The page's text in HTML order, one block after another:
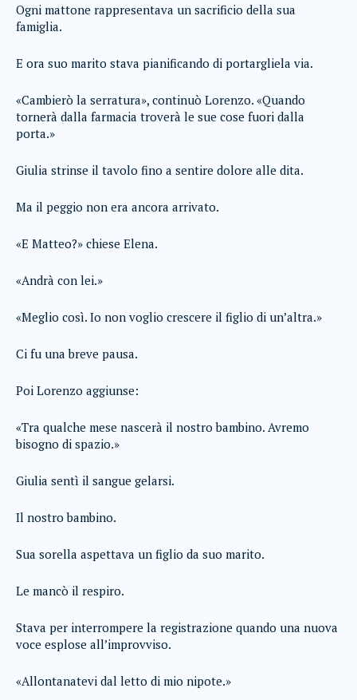
Ogni mattone rappresentava un sacrificio della sua
famiglia.
E ora suo marito stava pianificando di portargliela via.
«Cambierò la serratura», continuò Lorenzo. «Quando
tornerà dalla farmacia troverà le sue cose fuori dalla
porta.»
Giulia strinse il tavolo fino a sentire dolore alle dita.
Ma il peggio non era ancora arrivato.
«E Matteo?» chiese Elena.
«Andrà con lei.»
«Meglio così. Io non voglio crescere il figlio di un’altra.»
Ci fu una breve pausa.
Poi Lorenzo aggiunse:
«Tra qualche mese nascerà il nostro bambino. Avremo
bisogno di spazio.»
Giulia sentì il sangue gelarsi.
Il nostro bambino.
Sua sorella aspettava un figlio da suo marito.
Le mancò il respiro.
Stava per interrompere la registrazione quando una nuova
voce esplose all’improvviso.
«Allontanatevi dal letto di mio nipote.»